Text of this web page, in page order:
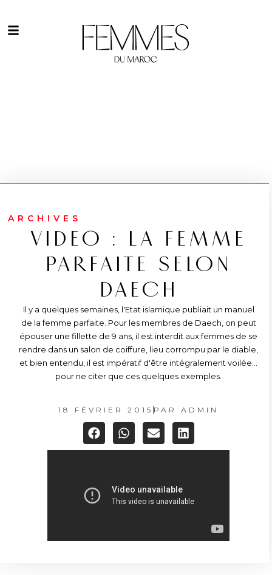
ARCHIVES
VIDEO : LA FEMME
PARFAITE SELON
DAECH
Il y a quelques semaines, l'Etat islamique publiait un manuel
de la femme parfaite. Pour les membres de Daech, on peut
épouser une fillette de 9 ans, il est interdit aux femmes de se
rendre dans un salon de coiffure, lieu corrompu par le diable,
et bien entendu, il est impératif d'être intégralement voilée...
pour ne citer que ces quelques exemples.
18 FÉVRIER 2015 PAR ADMIN